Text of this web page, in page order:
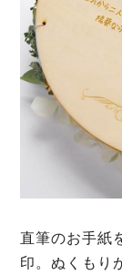
直筆のお手紙
印。ぬくもり